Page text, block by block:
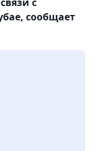
сообщает